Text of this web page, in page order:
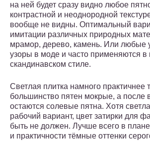
на ней будет сразу видно любое
контрастной и неоднородной
вообще не видны. Оптимальный
имитации различных природных
мрамор, дерево, камень. Или любые
узоры в моде и часто применяются в
скандинавском стиле.
Светлая плитка намного практичнее
большинство пятен мокрые, а
остаются солевые пятна. Хотя
рабочий вариант, цвет затирки для
быть не должен. Лучше всего в
и практичности тёмные оттенки